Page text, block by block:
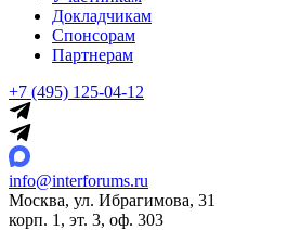
Докладчикам
Спонсорам
Партнерам
+7 (495) 125-04-12
info@interforums.ru
Москва, ул. Ибрагимова, 31
корп. 1, эт. 3, оф. 303